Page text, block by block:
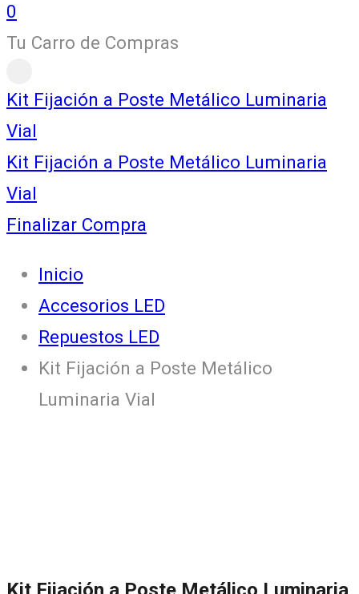
0
Tu Carro de Compras
Kit Fijación a Poste Metálico Luminaria
Vial
Kit Fijación a Poste Metálico Luminaria
Vial
Finalizar Compra
Inicio
Accesorios LED
Repuestos LED
Kit Fijación a Poste Metálico
Luminaria Vial